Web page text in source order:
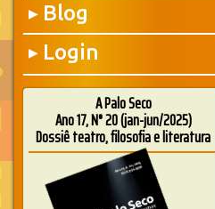
▶ Blog
▶ Login
A Palo Seco
Ano 17, N° 20 (jan-jun/2025)
Dossiê teatro, filosofia e literatura